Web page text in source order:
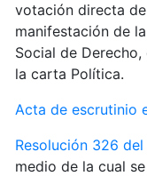
votación directa
manifestación de
Social de
la carta Política.
Acta de escrutinio
Resolución 326
medio de la cual